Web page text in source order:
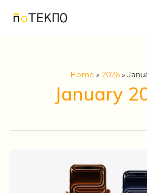
Home 2026
January